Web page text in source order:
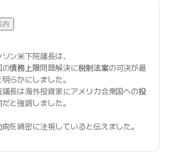
内
ン米下院議長は、
の債務上限問題解決に税制法案の可決が最
らかにしました。
長は海外投資家にアメリカ合衆国への投
と強調しました。
向を綿密に注視していると伝えました。